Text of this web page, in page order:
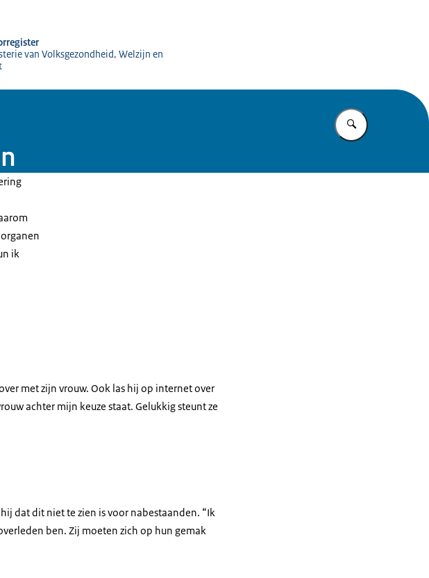
van Volksgezondheid, Welzijn en
Vul in wat u
ik
met zijn vrouw. Ook las hij op internet over
achter mijn keuze staat. Gelukkig steunt ze
dat dit niet te zien is voor nabestaanden. “Ik
ben. Zij moeten zich op hun gemak